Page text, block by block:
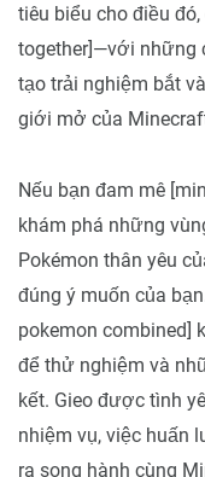
tiêu biểu cho điều
together]—với những
tạo trải nghiệm bắt
giới mở của
Nếu bạn đam mê
khám phá những
Pokémon thân yêu
đúng ý muốn của
pokemon combined]
để thử nghiệm và
kết. Gieo được tình
nhiệm vụ, việc huấn
ra song hành cùng